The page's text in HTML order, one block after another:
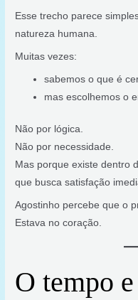
Esse trecho parece
natureza humana.
Muitas vezes:
sabemos o que é
mas escolhemos o
Não por lógica.
Não por necessidade.
Mas porque existe dentro
que busca satisfação
Agostinho percebe que o
Estava no coração.
O tempo